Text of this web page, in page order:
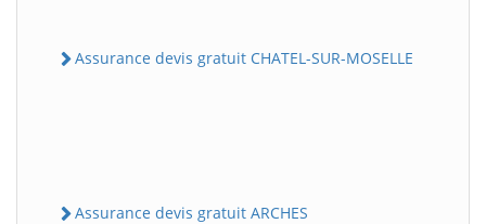
Assurance devis gratuit CHATEL-SUR-MOSELLE
Assurance devis gratuit ARCHES